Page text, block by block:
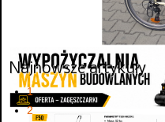
Najnowsze artykuły
1
2